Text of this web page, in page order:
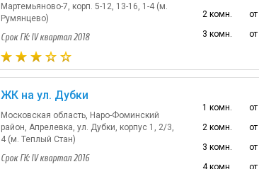
Мартемьяново-7, корп. 5-12, 13-16, 1-4 (м.
Румянцево)
Срок ГК: IV квартал 2018
2 комн. от
3 комн. от
ЖК на ул. Дубки
Московская область, Наро-Фоминский
район, Апрелевка, ул. Дубки, корпус 1, 2/3,
4 (м. Теплый Стан)
Срок ГК: IV квартал 2016
1 комн. от
2 комн. от
3 комн. от
4 комн. от